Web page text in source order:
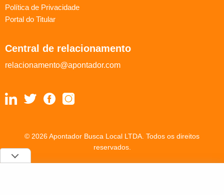
Política de Privacidade
Portal do Titular
Central de relacionamento
relacionamento@apontador.com
© 2026 Apontador Busca Local LTDA. Todos os direitos
reservados.